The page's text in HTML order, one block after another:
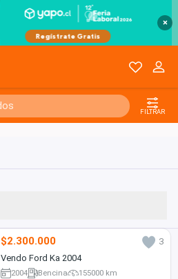
×
FILTRAR
$2.300.000
3
Vendo Ford Ka 2004
2004 Bencina 155000 km